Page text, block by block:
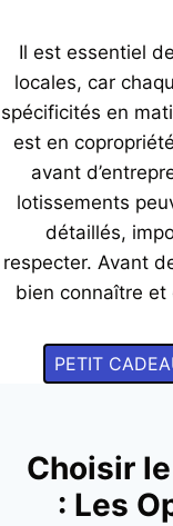
Il est essentiel
locales, car
spécificités en
est en
avant
lotissements
détaillés,
respecter. Avant
bien connaître
PETIT
Choisir
: Les